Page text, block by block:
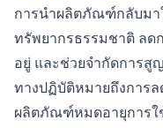
การนำผลิตภัณฑ์กลับมา
ทรัพยากรธรรมชาติ ล
อยู่ และช่วยจำกัดการสู
ทางปฏิบัติหมายถึงการล
ผลิตภัณฑ์หมดอายุการใ